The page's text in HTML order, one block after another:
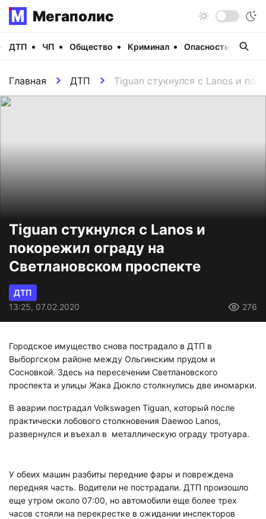
Мегаполис
ДТП ЧП Общество Криминал Опасность
Главная ДТП Tiguan стукнулся с Lanos и
Tiguan стукнулся с Lanos и
покорежил ограду на
Светлановском проспекте
ДТП
13:25, 07.02.2020
276
Городское имущество снова пострадало в ДТП в
Выборгском районе между Ольгинским прудом и
Сосновкой. Здесь на пересечении Светлановского
проспекта и улицы Жака Дюкло столкнулись две иномарки.
В аварии пострадал Volkswagen Tiguan, который после
практически лобового столкновения Daewoo Lanos,
развернулся и въехал в металлическую ограду тротуара.
У обеих машин разбиты передние фары и повреждена
передняя часть. Водители не пострадали. ДТП произошло
еще утром около 07:00, но автомобили еще более трех
часов стояли на перекрестке в ожидании инспекторов